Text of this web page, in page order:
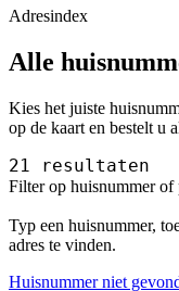
Adresindex
Alle
Kies het juiste
op de kaart en bestelt u
21 resultaten
Filter op huisnummer of
Typ een huisnummer,
adres te vinden.
Huisnummer niet